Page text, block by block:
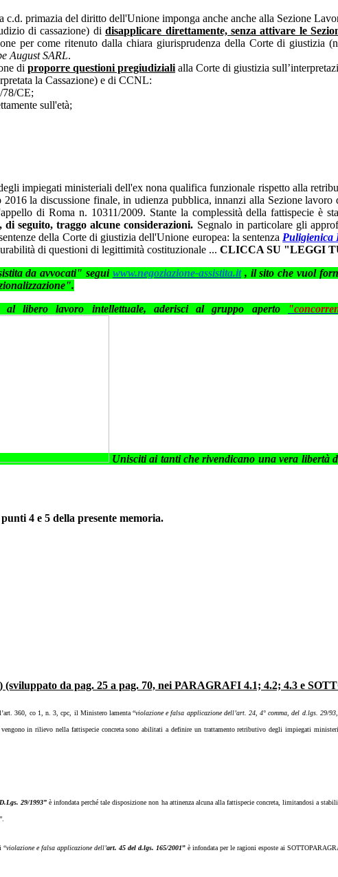
c.d. primazia del diritto dell'Unione imponga anche anche alla Sezione
di cassazione) didisapplicare direttamente, senza attivare le
per come ritenuto dalla chiara giurisprudenza della Corte di giustizia
August SARL.
di proporre questioni pregiudiziali alla Corte di giustizia
la Cassazione) e di CCNL:
78/CE;
sull'età;
impiegati ministeriali dell'ex nona qualifica funzionale rispetto alla
la discussione finale, in udienza pubblica, innanzi alla Sezione
di Roma n. 10311/2009. Stante la complessità della fattispecie è
seguito, traggo alcune considerazioni. Segnalo in particolare gli
della Corte di giustizia dell'Unione europea: la sentenza Puligienica
di questioni di legittimità costituzionale ... CLICCA SU "LEGGI
da avvocati" segui www.negoziazione-assistita.it, il sito che vuol
libero lavoro intellettuale, aderisci al gruppo aperto
Unisciti ai tanti che rivendicano una vera libertà
4 e 5 della presente memoria.
da pag. 25 a pag. 70, nei PARAGRAFI 4.1; 4.2; 4.3 e
360, co 1, n. 3, cpc, il Ministero lamenta “violazione e falsa applicazione dell’art. 24, 4° comma, del d.lgs. 29/
in rilievo nella fattispecie concreta sono abilitati a definire un trattamento retributivo degli impiegati
29/1993” è infondata perché tale disposizione non ha attinenza alcuna alla fattispecie concreta, limitandosi a
“violazione e falsa applicazione dell’art. 45 del d.lgs. 165/2001” è infondata per le ragioni esposte ai